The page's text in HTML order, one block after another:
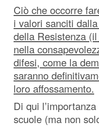
Ciò che occorre
i valori sanciti
della Resistenza
nella
difesi, come la
saranno
loro affossamento.
Di qui
scuole (ma non